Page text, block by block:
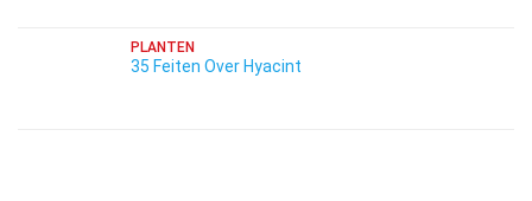
PLANTEN
35 Feiten Over Hyacint